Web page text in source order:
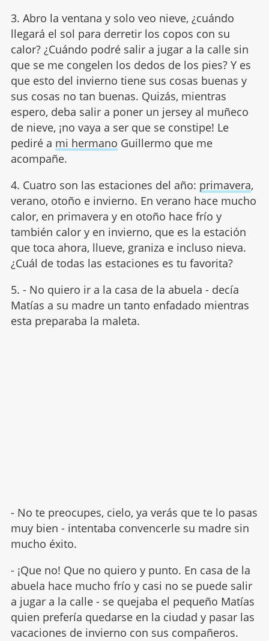
3. Abro la ventana y solo veo nieve, ¿cuándo
llegará el sol para derretir los copos con su
calor? ¿Cuándo podré salir a jugar a la calle sin
que se me congelen los dedos de los pies? Y es
que esto del invierno tiene sus cosas buenas y
sus cosas no tan buenas. Quizás, mientras
espero, deba salir a poner un jersey al muñeco
de nieve, ¡no vaya a ser que se constipe! Le
pediré a mi hermano Guillermo que me
acompañe.
4. Cuatro son las estaciones del año: primavera,
verano, otoño e invierno. En verano hace mucho
calor, en primavera y en otoño hace frío y
también calor y en invierno, que es la estación
que toca ahora, llueve, graniza e incluso nieva.
¿Cuál de todas las estaciones es tu favorita?
5. - No quiero ir a la casa de la abuela - decía
Matías a su madre un tanto enfadado mientras
esta preparaba la maleta.
- No te preocupes, cielo, ya verás que te lo pasas
muy bien - intentaba convencerle su madre sin
mucho éxito.
- ¡Que no! Que no quiero y punto. En casa de la
abuela hace mucho frío y casi no se puede salir
a jugar a la calle - se quejaba el pequeño Matías
quien prefería quedarse en la ciudad y pasar las
vacaciones de invierno con sus compañeros.